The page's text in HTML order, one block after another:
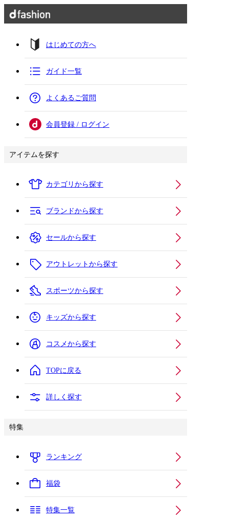
はじめての方へ
ガイド一覧
よくあるご質問
会員登録 / ログイン
アイテムを探す
カテゴリから探す
ブランドから探す
セールから探す
アウトレットから探す
スポーツから探す
キッズから探す
コスメから探す
TOPに戻る
詳しく探す
特集
ランキング
福袋
特集一覧